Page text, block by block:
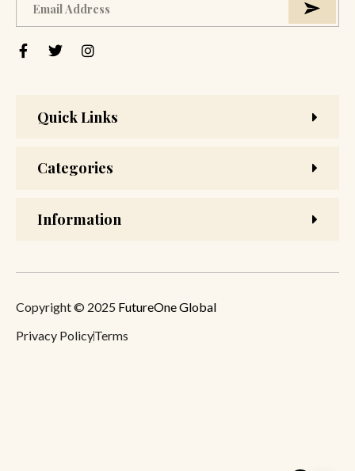
Quick Links
Categories
Information
Copyright © 2025 FutureOne Global
Privacy PolicyTerms